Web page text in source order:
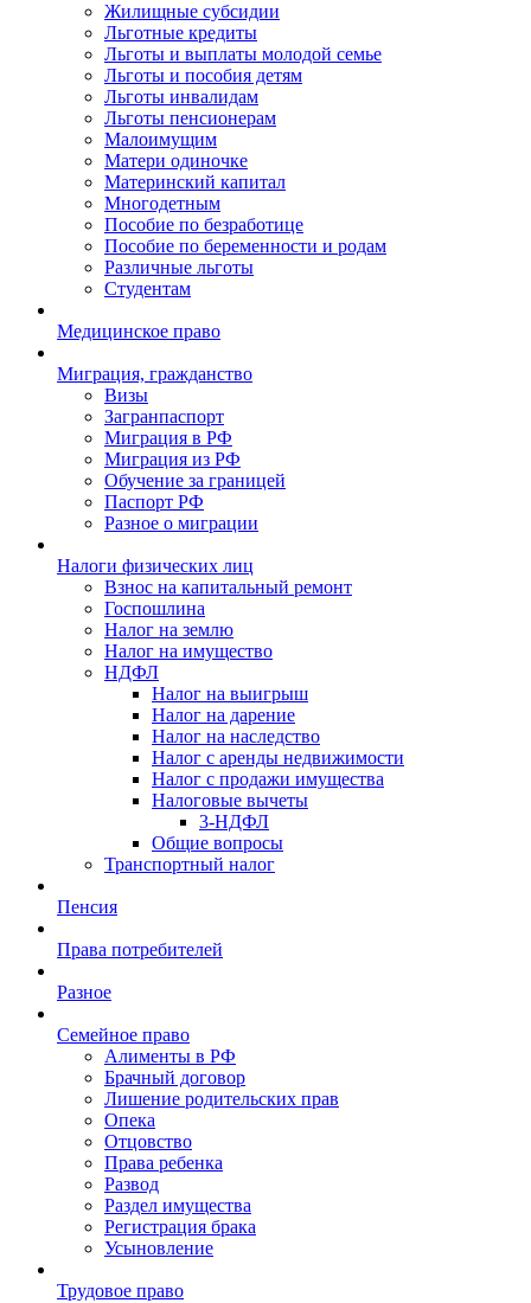
Жилищные субсидии
Льготные кредиты
Льготы и выплаты молодой семье
Льготы и пособия детям
Льготы инвалидам
Льготы пенсионерам
Малоимущим
Матери одиночке
Материнский капитал
Многодетным
Пособие по безработице
Пособие по беременности и родам
Различные льготы
Студентам
Медицинское право
Миграция, гражданство
Визы
Загранпаспорт
Миграция в РФ
Миграция из РФ
Обучение за границей
Паспорт РФ
Разное о миграции
Налоги физических лиц
Взнос на капитальный ремонт
Госпошлина
Налог на землю
Налог на имущество
НДФЛ
Налог на выигрыш
Налог на дарение
Налог на наследство
Налог с аренды недвижимости
Налог с продажи имущества
Налоговые вычеты
3-НДФЛ
Общие вопросы
Транспортный налог
Пенсия
Права потребителей
Разное
Семейное право
Алименты в РФ
Брачный договор
Лишение родительских прав
Опека
Отцовство
Права ребенка
Развод
Раздел имущества
Регистрация брака
Усыновление
Трудовое право